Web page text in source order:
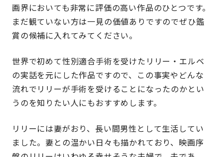
画界においても非常に評価の高い作品のひとつです。
まだ観ていない方は一見の価値ありですのでぜひ鑑
賞の候補に入れてみてください。
世界で初めて性別適合手術を受けたリリー・エルベ
の実話を元にした作品ですので、この事実やどんな
流れでリリーが手術を受けることになったのかとい
うのを知りたい人にもおすすめします。
リリーには妻がおり、長い間男性として生活してい
ました。妻との温かい日々も描かれており、映画序